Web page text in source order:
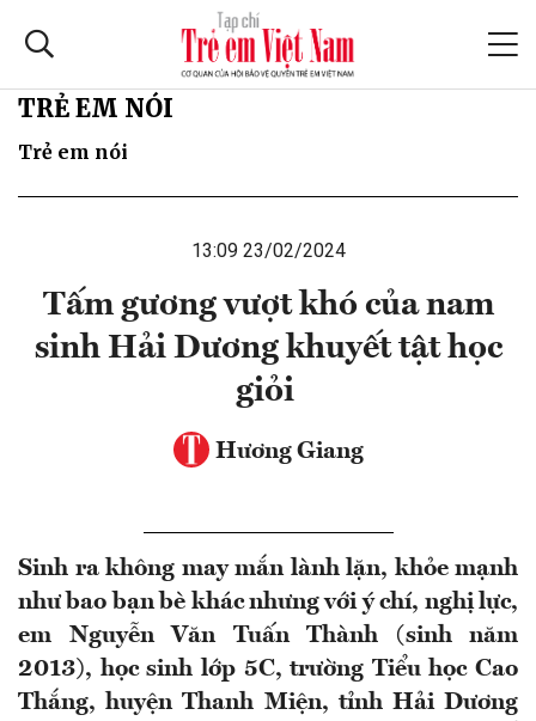
TRẺ EM NÓI
Trẻ em nói
13:09 23/02/2024
Tấm gương vượt khó của nam
sinh Hải Dương khuyết tật học
giỏi
Hương Giang
Sinh ra không may mắn lành lặn, khỏe mạnh
như bao bạn bè khác nhưng với ý chí, nghị lực,
em Nguyễn Văn Tuấn Thành (sinh năm
2013), học sinh lớp 5C, trường Tiểu học Cao
Thắng, huyện Thanh Miện, tỉnh Hải Dương